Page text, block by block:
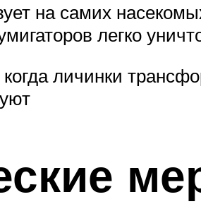
на самих
легко
личинки